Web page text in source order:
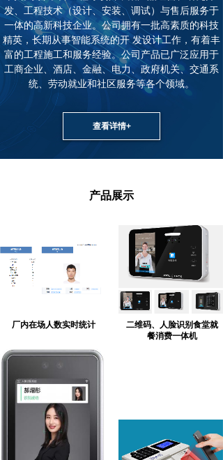
发、工程技术（设计、安装、调试）与售后服务于
一体的高新科技企业。公司拥有一批高素质的科技
精英，长期从事智能系统的开 发设计工作，有着丰
富的工程施工和服务经验。公司产品已广泛应用于
工商企业、酒店、金融、电力、政府机关、交通系
统、劳动就业和社区服务等各个领域。
查看详情+
产品展示
厂内在场人数实时统计
二维码、人脸识别食堂就
餐消费一体机